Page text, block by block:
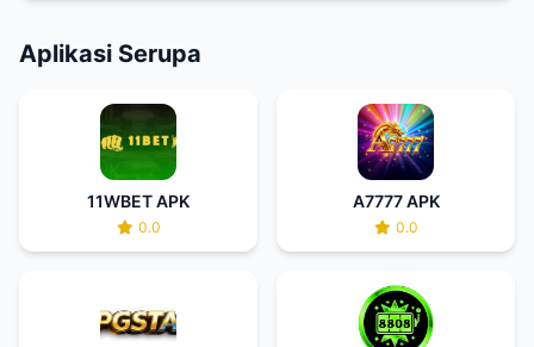
Aplikasi Serupa
11WBET APK
0.0
A7777 APK
0.0